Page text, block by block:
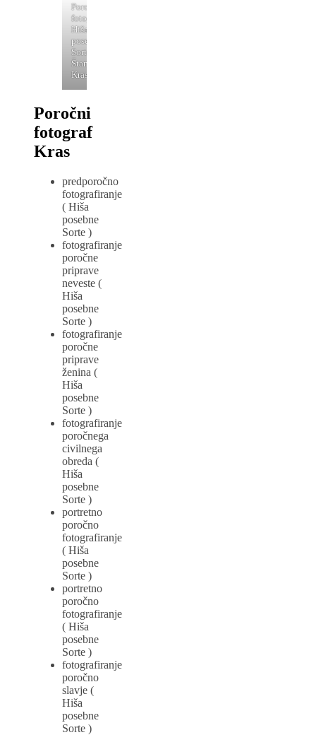
Poročno
fotografiranje
Hiša
posebne
Sorte
Štanjel
Kras
Poročni
fotograf
Kras
predporočno
fotografiranje
( Hiša
posebne
Sorte )
fotografiranje
poročne
priprave
neveste (
Hiša
posebne
Sorte )
fotografiranje
poročne
priprave
ženina (
Hiša
posebne
Sorte )
fotografiranje
poročnega
civilnega
obreda (
Hiša
posebne
Sorte )
portretno
poročno
fotografiranje
( Hiša
posebne
Sorte )
portretno
poročno
fotografiranje
( Hiša
posebne
Sorte )
fotografiranje
poročno
slavje (
Hiša
posebne
Sorte )